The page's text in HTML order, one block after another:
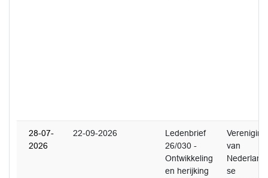
28-07-
2026
22-09-2026
Ledenbrief
26/030 -
Ontwikkeling
en herijking
Vereniging
van
Nederland
se